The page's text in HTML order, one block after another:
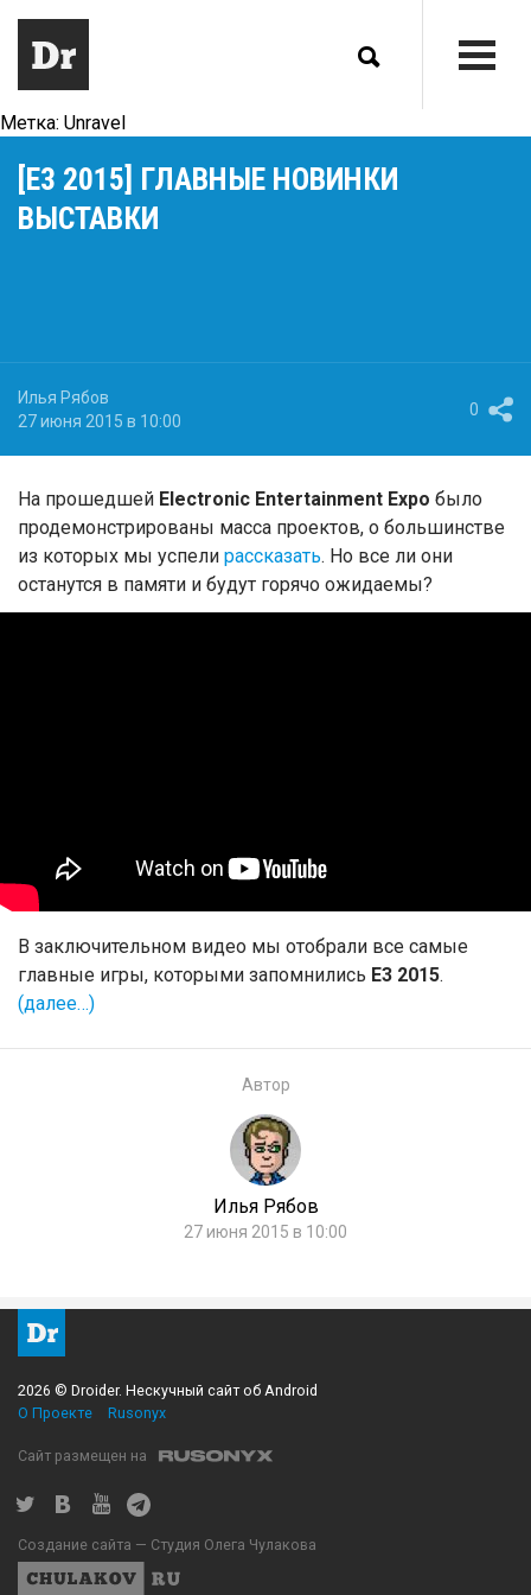
Метка: Unravel
[E3 2015] ГЛАВНЫЕ НОВИНКИ
ВЫСТАВКИ
Илья Рябов
27 июня 2015 в 10:00
0
На прошедшей Electronic Entertainment Expo было
продемонстрированы масса проектов, о большинстве
из которых мы успели рассказать. Но все ли они
останутся в памяти и будут горячо ожидаемы?
В заключительном видео мы отобрали все самые
главные игры, которыми запомнились E3 2015.
(далее…)
Автор
Илья Рябов
27 июня 2015 в 10:00
2026 © Droider. Нескучный сайт об Android
О Проекте
Rusonyx
Сайт размещен на
Создание сайта — Студия Олега Чулакова